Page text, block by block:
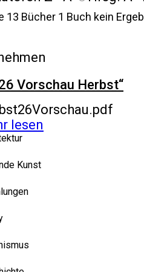
13 Bücher 1 Buch kein
Vorschau Herbst“
lesen
Kunst